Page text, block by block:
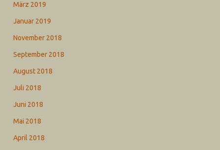
März 2019
Januar 2019
November 2018
September 2018
August 2018
Juli 2018
Juni 2018
Mai 2018
April 2018